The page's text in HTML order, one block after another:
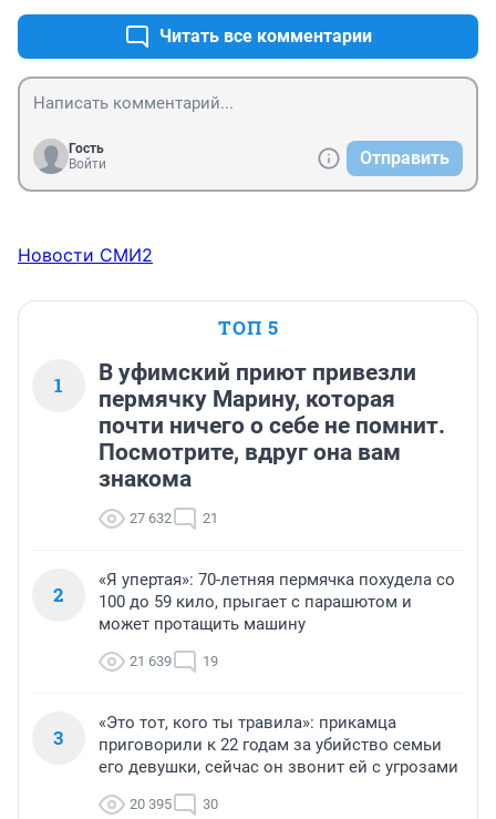
Читать все комментарии
Гость
Войти
Отправить
Новости СМИ2
ТОП 5
1
В уфимский приют привезли
пермячку Марину, которая
почти ничего о себе не помнит.
Посмотрите, вдруг она вам
знакома
27 632 21
2
«Я упертая»: 70-летняя пермячка похудела со
100 до 59 кило, прыгает с парашютом и
может протащить машину
21 639 19
3
«Это тот, кого ты травила»: прикамца
приговорили к 22 годам за убийство семьи
его девушки, сейчас он звонит ей с угрозами
20 395 30